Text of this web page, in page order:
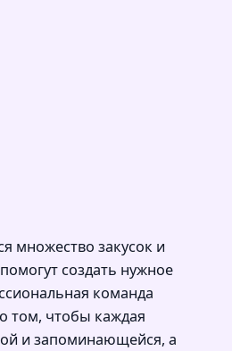
множество закусок и
создать нужное
команда
том, чтобы каждая
и запоминающейся, а